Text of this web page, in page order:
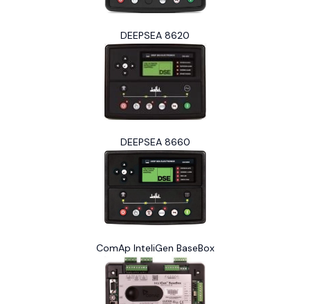
DEEPSEA 8620
DEEPSEA 8660
ComAp InteliGen BaseBox